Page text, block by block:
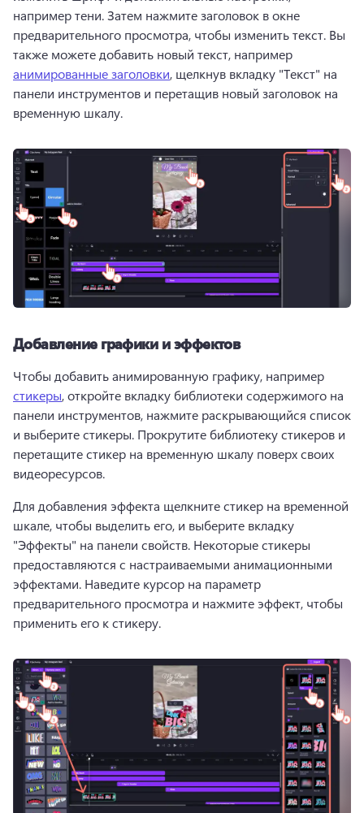
например тени. Затем нажмите заголовок в окне
предварительного просмотра, чтобы изменить текст. Вы
также можете добавить новый текст, например
анимированные заголовки, щелкнув вкладку "Текст" на
панели инструментов и перетащив новый заголовок на
временную шкалу.
Добавление графики и эффектов
Чтобы добавить анимированную графику, например
стикеры, откройте вкладку библиотеки содержимого на
панели инструментов, нажмите раскрывающийся список
и выберите стикеры. Прокрутите библиотеку стикеров и
перетащите стикер на временную шкалу поверх своих
видеоресурсов.
Для добавления эффекта щелкните стикер на временной
шкале, чтобы выделить его, и выберите вкладку
"Эффекты" на панели свойств. Некоторые стикеры
предоставляются с настраиваемыми анимационными
эффектами. Наведите курсор на параметр
предварительного просмотра и нажмите эффект, чтобы
применить его к стикеру.